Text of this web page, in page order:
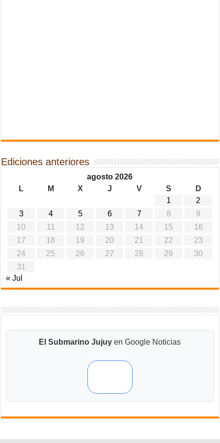
Ediciones anteriores
agosto 2026
L
M X J V S
D
1
2
3
4 5 6 7 8
9
10
11 12 13 14 15
16
17
18 19 20 21 22
23
24
25 26 27 28 29
30
31
« Jul
El Submarino Jujuy en Google Noticias